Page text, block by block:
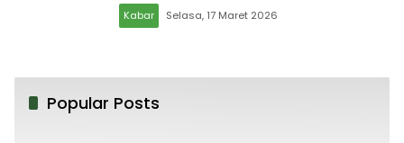
Kabar Selasa, 17 Maret 2026
Popular Posts